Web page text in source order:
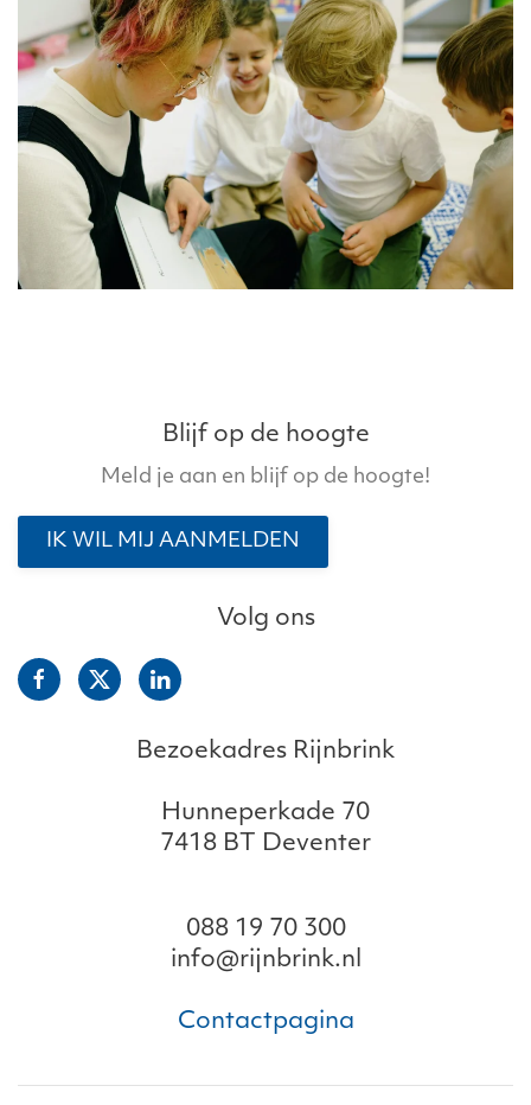
Blijf op de hoogte
Meld je aan en blijf op de hoogte!
IK WIL MIJ AANMELDEN
Volg ons
Bezoekadres Rijnbrink
Hunneperkade 70
7418 BT Deventer
088 19 70 300
info@rijnbrink.nl
Contactpagina